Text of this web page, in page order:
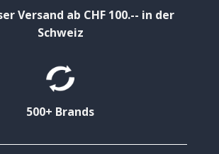
Versand ab CHF 100.-- in der
Schweiz
500+ Brands